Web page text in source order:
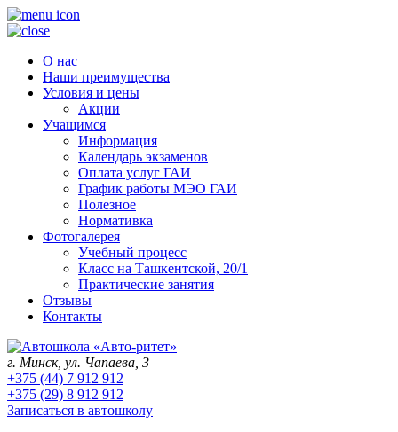
О нас
Наши преимущества
Условия и цены
Акции
Учащимся
Информация
Календарь экзаменов
Оплата услуг ГАИ
График работы МЭО ГАИ
Полезное
Нормативка
Фотогалерея
Учебный процесс
Класс на Ташкентской, 20/1
Практические занятия
Отзывы
Контакты
г. Минск, ул. Чапаева, 3
+375 (44) 7 912 912
+375 (29) 8 912 912
Записаться в автошколу